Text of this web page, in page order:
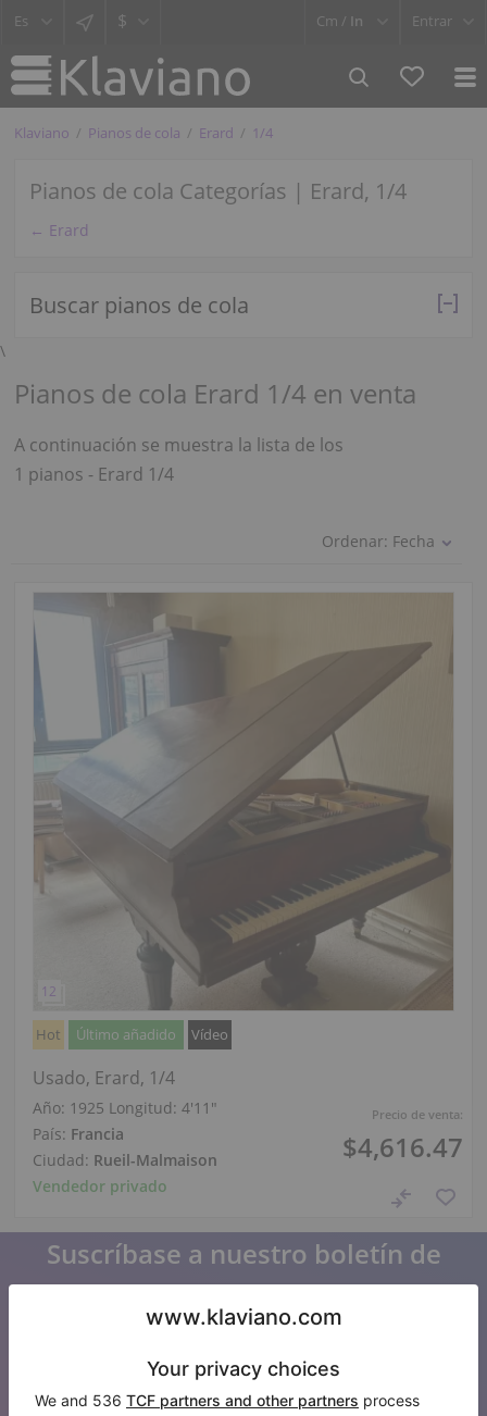
$ Cm / In Entrar
Klaviano Pianos de cola Erard 1/4
Pianos de cola Categorías | Erard, 1/4
← Erard
Buscar pianos de cola
\
Pianos de cola Erard 1/4 en venta
A continuación se muestra la lista de los
1 pianos - Erard 1/4
Ordenar: Fecha
Precio de venta:
$4,616.47
Hot Último añadido Vídeo
Usado, Erard, 1/4
Año: 1925 Longitud: 4′11″
País: Francia
Ciudad: Rueil-Malmaison
Vendedor privado
Suscríbase a nuestro boletín de
noticias
Manténgase al día con todas las noticias de Klaviano